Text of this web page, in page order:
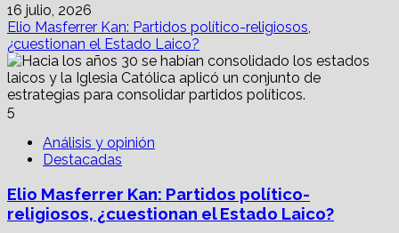
16 julio, 2026
Elio Masferrer Kan: Partidos político-religiosos,
¿cuestionan el Estado Laico?
5
Análisis y opinión
Destacadas
Elio Masferrer Kan: Partidos político-
religiosos, ¿cuestionan el Estado Laico?